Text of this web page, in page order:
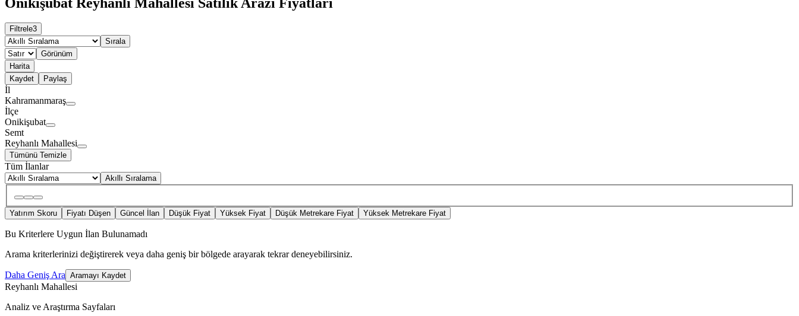
Filtrele3
Sırala
Görünüm
Harita
Kaydet
Paylaş
İl
Kahramanmaraş
İlçe
Onikişubat
Semt
Reyhanlı Mahallesi
Tümünü Temizle
Tüm İlanlar
Akıllı Sıralama
Yatırım Skoru Fiyatı Düşen Güncel İlan Düşük Fiyat Yüksek Fiyat Düşük Metrekare Fiyat Yüksek Metrekare Fiyat
Bu Kriterlere Uygun İlan Bulunamadı
Arama kriterlerinizi değiştirerek veya daha geniş bir bölgede arayarak tekrar deneyebilirsiniz.
Daha Geniş Ara Aramayı Kaydet
Reyhanlı Mahallesi
Analiz ve Araştırma Sayfaları